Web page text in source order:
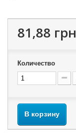
81,88 грн
Количество
В корзину